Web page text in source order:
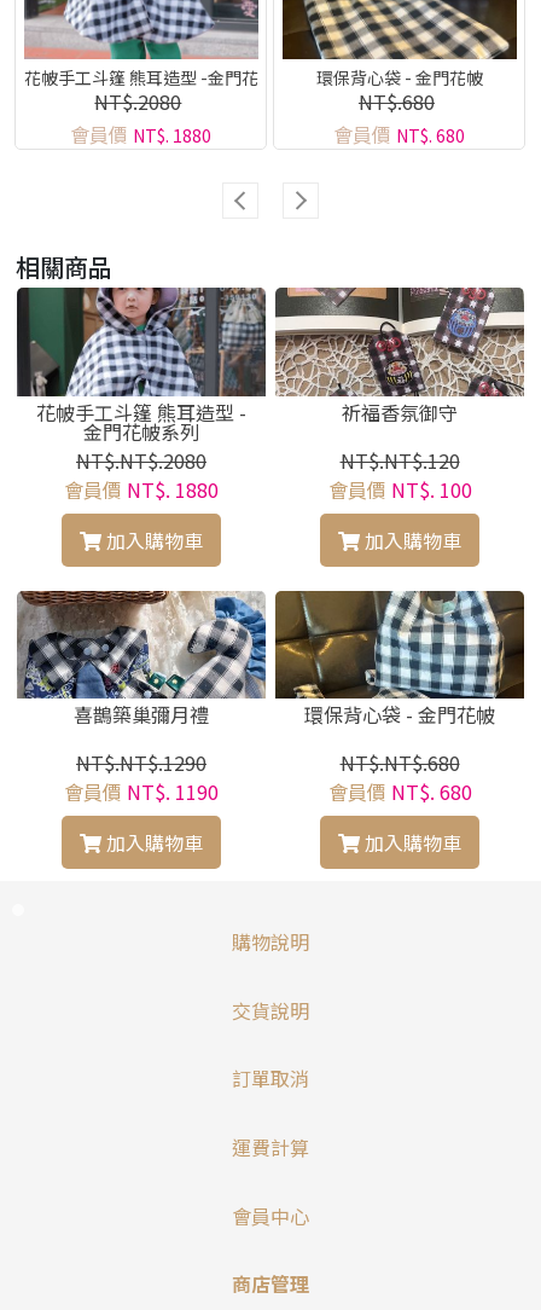
花帔手工斗篷 熊耳造型 -金門花
帔系列
NT$.2080
會員價 NT$. 1880
環保背心袋 - 金門花帔
NT$.680
會員價 NT$. 680
相關商品
花帔手工斗篷 熊耳造型 -
金門花帔系列
NT$.NT$.2080
會員價 NT$. 1880
加入購物車
祈福香氛御守
NT$.NT$.120
會員價 NT$. 100
加入購物車
喜鵲築巢彌月禮
NT$.NT$.1290
會員價 NT$. 1190
加入購物車
環保背心袋 - 金門花帔
NT$.NT$.680
會員價 NT$. 680
加入購物車
購物說明
交貨說明
訂單取消
運費計算
會員中心
商店管理